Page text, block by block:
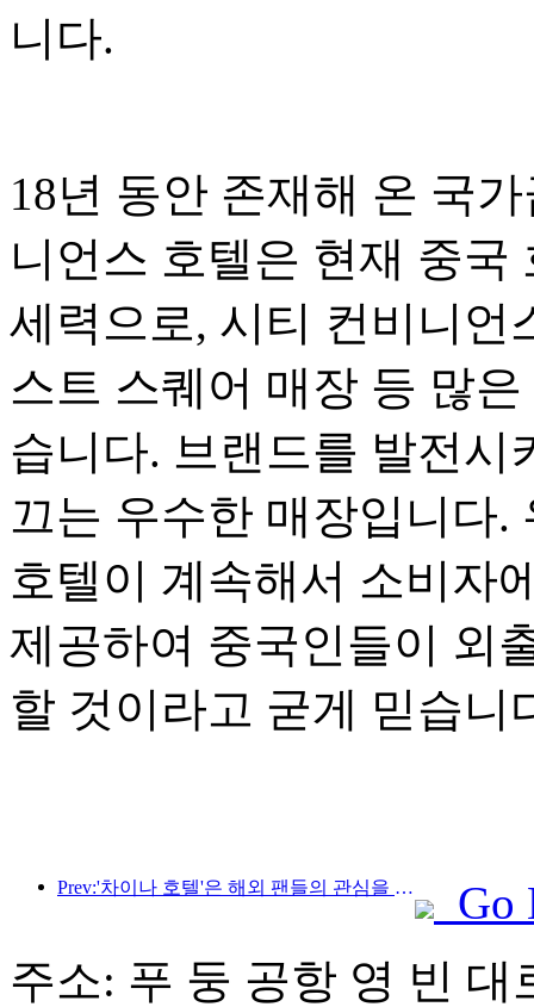
니다.
18년 동안 존재해 온 국
니언스 호텔은 현재 중국
세력으로, 시티 컨비니언
스트 스퀘어 매장 등 많
습니다. 브랜드를 발전시
끄는 우수한 매장입니다
호텔이 계속해서 소비자
제공하여 중국인들이 외
할 것이라고 굳게 믿습니
Prev:'차이나 호텔'은 해외 팬들의 관심을 끌고 있으며, 진장 호텔은 해외 손님들로부터 자주 호평을 받고 있습니다.
Go
주소: 푸 둥 공항 영 빈 대